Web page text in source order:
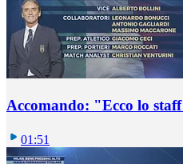
Accomando: "Ecco lo
01:51